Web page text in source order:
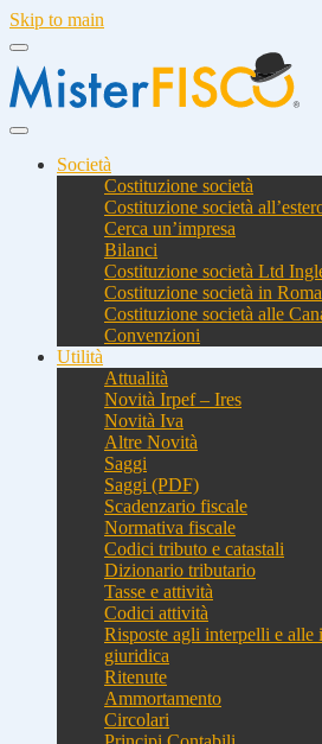
Skip to main
Società
Costituzione società
Costituzione società
Cerca un’impresa
Bilanci
Costituzione società Ltd
Costituzione società in
Costituzione società alle
Convenzioni
Utilità
Attualità
Novità Irpef – Ires
Novità Iva
Altre Novità
Saggi
Saggi (PDF)
Scadenzario fiscale
Normativa fiscale
Codici tributo e catastali
Dizionario tributario
Tasse e attività
Codici attività
Risposte agli interpelli e alle
giuridica
Ritenute
Ammortamento
Circolari